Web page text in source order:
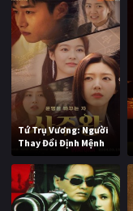
Tứ Trụ Vương: Người
Thay Đổi Định Mệnh